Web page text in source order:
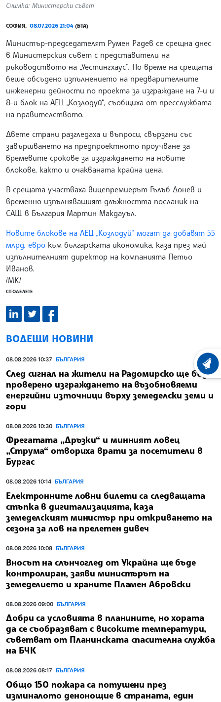
Снимка: Министерски съвет
СОФИЯ, 08.07.2026 21:04 (БТА)
Министър-председателят Румен Радев се срещна днес
в Министерския съвет с представители на
ръководството на „Уестингхаус“. По време на срещата
беше обсъдено изпълнението на предварителните
инженерни дейности по проекта за изграждане на 7-и и
8-и блок на АЕЦ „Козлодуй“, съобщиха от пресслужбата
на правителството.
Двете страни разгледаха и въпроси, свързани със
завършването на предпроектното проучване за
времевите срокове за изграждането на новите
блокове, както и очакваната крайна цена.
В срещата участваха вицепремиерът Гълъб Донев и
временно изпълняващият длъжността посланик на
САЩ в България Мартин Макдауъл.
Новите блокове на АЕЦ „Козлодуй“ могат да добавят 55
млрд. евро към българската икономика, каза през май
изпълнителният директор на компанията Петьо
Иванов.
/МК/
СПОДЕЛЕТЕ
ВОДЕЩИ НОВИНИ
08.08.2026 10:37 БЪЛГАРИЯ
След сигнал на жители на Радомирско ще бъде
проверено изграждането на възобновяеми
енергийни източници върху земеделски земи и
гори
08.08.2026 10:30 БЪЛГАРИЯ
Фрегатата „Дръзки“ и минният ловец
„Струма“ отвориха врати за посетители в
Бургас
08.08.2026 10:14 БЪЛГАРИЯ
Електронните ловни билети са следващата
стъпка в дигитализацията, каза
земеделският министър при откриването на
сезона за лов на прелетен дивеч
08.08.2026 10:08 БЪЛГАРИЯ
Вносът на слънчоглед от Украйна ще бъде
контролиран, заяви министърът на
земеделието и храните Пламен Абровски
08.08.2026 09:00 БЪЛГАРИЯ
Добри са условията в планините, но хората
да се съобразяват с високите температури,
съветват от Планинската спасителна служба
на БЧК
08.08.2026 08:17 БЪЛГАРИЯ
Общо 150 пожара са потушени през
изминалото денонощие в страната, един